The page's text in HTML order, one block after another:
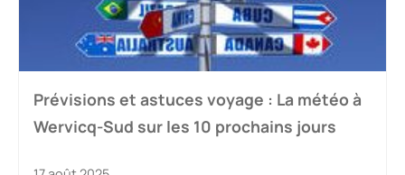
Prévisions et astuces voyage : La météo à
Wervicq-Sud sur les 10 prochains jours